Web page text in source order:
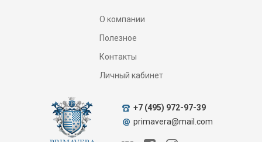
О компании
Полезное
Контакты
Личный кабинет
+7 (495) 972-97-39
primavera@mail.com